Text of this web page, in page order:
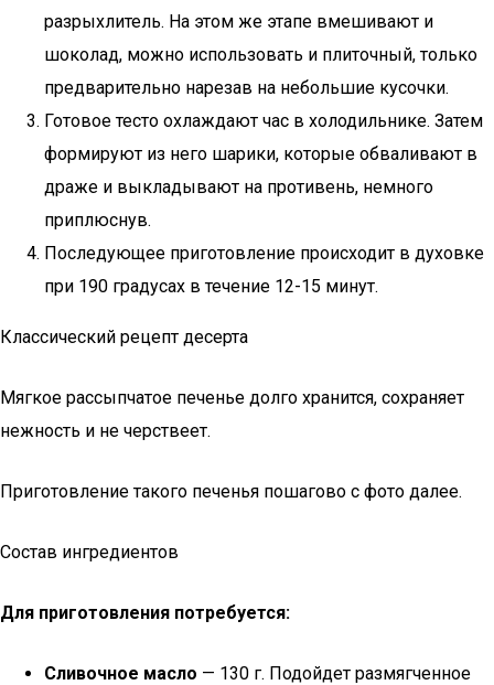
разрыхлитель. На этом же этапе вмешивают и
шоколад, можно использовать и плиточный, только
предварительно нарезав на небольшие кусочки.
Готовое тесто охлаждают час в холодильнике. Затем
формируют из него шарики, которые обваливают в
драже и выкладывают на противень, немного
приплюснув.
Последующее приготовление происходит в духовке
при 190 градусах в течение 12-15 минут.
Классический рецепт десерта
Мягкое рассыпчатое печенье долго хранится, сохраняет
нежность и не черствеет.
Приготовление такого печенья пошагово с фото далее.
Состав ингредиентов
Для приготовления потребуется:
Сливочное масло — 130 г. Подойдет размягченное